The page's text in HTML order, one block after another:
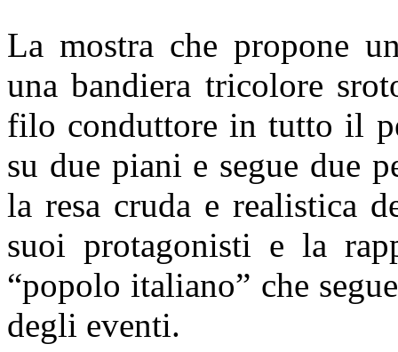
La mostra che propone
una bandiera tricolore
filo conduttore in tutto il
su due piani e segue due
la resa cruda e realistica
suoi protagonisti e la
“popolo italiano” che
degli eventi.